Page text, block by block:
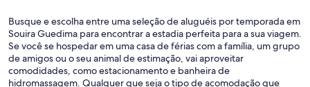
Busque e escolha entre uma seleção de aluguéis por temporada em
Souira Guedima para encontrar a estadia perfeita para a sua viagem.
Se você se hospedar em uma casa de férias com a família, um grupo
de amigos ou o seu animal de estimação, vai aproveitar
comodidades, como estacionamento e banheira de
hidromassagem. Qualquer que seja o tipo de acomodação que